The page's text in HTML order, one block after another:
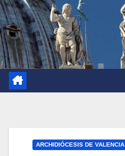
ARCHIDIÓCESIS DE VALENCIA